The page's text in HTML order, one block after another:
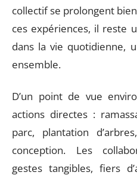
collectif se prolongent
ces expériences, il reste
dans la vie quotidienne,
ensemble.
D’un point de vue
actions directes :
parc, plantation
conception. Les
gestes tangibles, fiers